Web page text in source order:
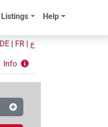
Listings Help
DE FR ع
Info